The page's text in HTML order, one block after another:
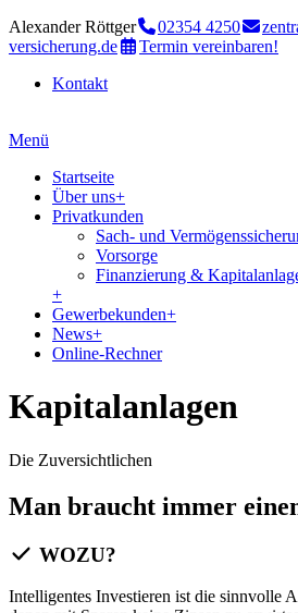
Alexander Röttger 02354 4250
versicherung.de
Termin vereinbaren!
Kontakt
Menü
Startseite
Über uns+
Privatkunden
Sach- und
Vorsorge
Finanzierung &
+
Gewerbekunden+
News+
Online-Rechner
Kapitalanlagen
Die Zuversichtlichen
Man braucht immer
WOZU?
Intelligentes Investieren ist die sinnvolle